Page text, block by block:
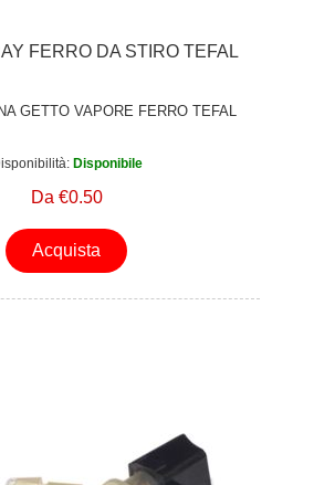
FERRO DA STIRO TEFAL
GETTO VAPORE FERRO TEFAL
Disponibile
Da €0.50
Acquista